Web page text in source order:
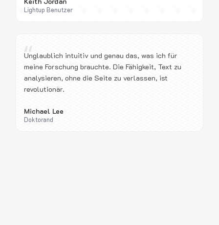
Lightup Benutzer
“
Unglaublich intuitiv und genau das, was ich für
meine Forschung brauchte. Die Fähigkeit, Text zu
analysieren, ohne die Seite zu verlassen, ist
revolutionär.
Michael Lee
Doktorand